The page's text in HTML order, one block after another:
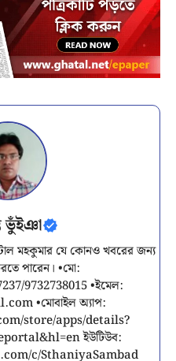
ভুঁইঞা
মহকুমার যে কোনও খবরের জন্য
পারেন। •মো:
9732738015 •ইমেল:
•মোবাইল অ্যাপ:
store/apps/details?
ইউটিউব:
c/SthaniyaSambad